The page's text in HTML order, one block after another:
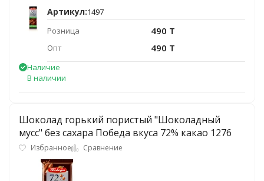
Артикул:1497
Розница
490 T
Опт 490 T
Наличие
В наличии
Шоколад горький пористый "Шоколадный
мусс" без сахара Победа вкуса 72% какао 1276
Избранное Сравнение